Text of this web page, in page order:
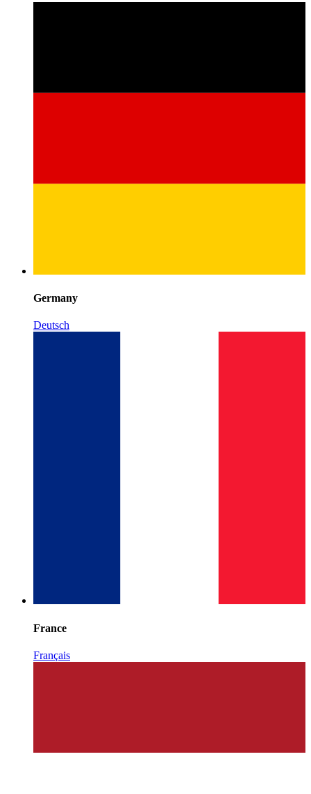
Germany
Deutsch
France
Français